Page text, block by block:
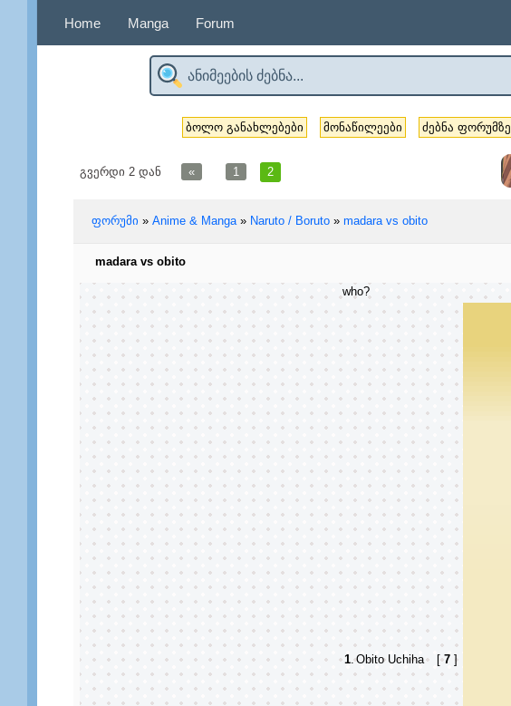
Home Manga Forum
ბოლო განახლებები მონაწილეები ძებნა ფორუმზე
გვერდი 2დან « 1 2
ფორუმი » Anime & Manga » Naruto / Boruto » madara vs obito
madara vs obito
who?
1.Obito Uchiha [7]